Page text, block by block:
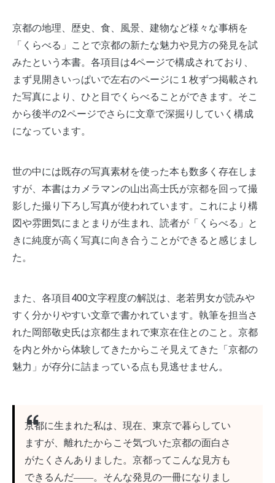
京都の地理、歴史、食、風景、建物など様々な事柄を
「くらべる」ことで京都の新たな魅力や見方の発見を試
みたという本書。各項目は4ページで構成されており、
まず見開きいっぱいで左右のページに１枚ずつ掲載され
た写真により、ひと目でくらべることができます。そこ
から後半の2ページでさらに文章で深掘りしていく構成
になっています。
世の中には既存の写真素材を使った本も数多く存在しま
すが、本書はカメラマンの山出高士氏が京都を回って撮
影した撮り下ろし写真が使われています。これにより構
図や雰囲気にまとまりが生まれ、読者が「くらべる」と
きに純度が高く写真に向き合うことができると感じまし
た。
また、各項目400文字程度の解説は、老若男女が読みや
すく分かりやすい文章で書かれています。執筆を担当さ
れた岡部敬史氏は京都生まれで東京在住とのこと。京都
を内と外から体験してきたからこそ見えてきた「京都の
魅力」が存分に詰まっている点も見逃せません。
京都に生まれた私は、現在、東京で暮らしてい
ますが、離れたからこそ気づいた京都の面白さ
がたくさんありました。京都ってこんな見方も
できるんだ――。そんな発見の一冊になりまし